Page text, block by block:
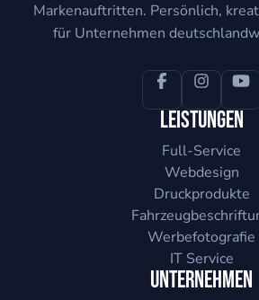
Markenauftritten. Persönlich,
für Unternehmen
Leistungen
Full-Service
Webdesign
Druckprodukte
Werbefotografie
IT Service
Unternehmen